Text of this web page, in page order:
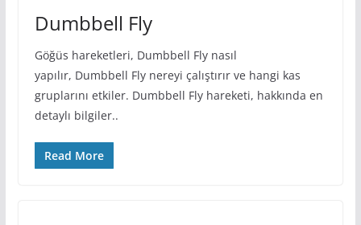
Dumbbell Fly
Göğüs hareketleri, Dumbbell Fly nasıl
yapılır, Dumbbell Fly nereyi çalıştırır ve hangi kas
gruplarını etkiler. Dumbbell Fly hareketi, hakkında en
detaylı bilgiler..
Read More